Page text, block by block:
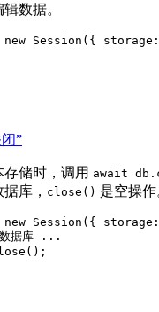
数据。
new Session ( {
”
储时，调用 await
库， close() 是空操作
new Session ( {
据库 ...
();